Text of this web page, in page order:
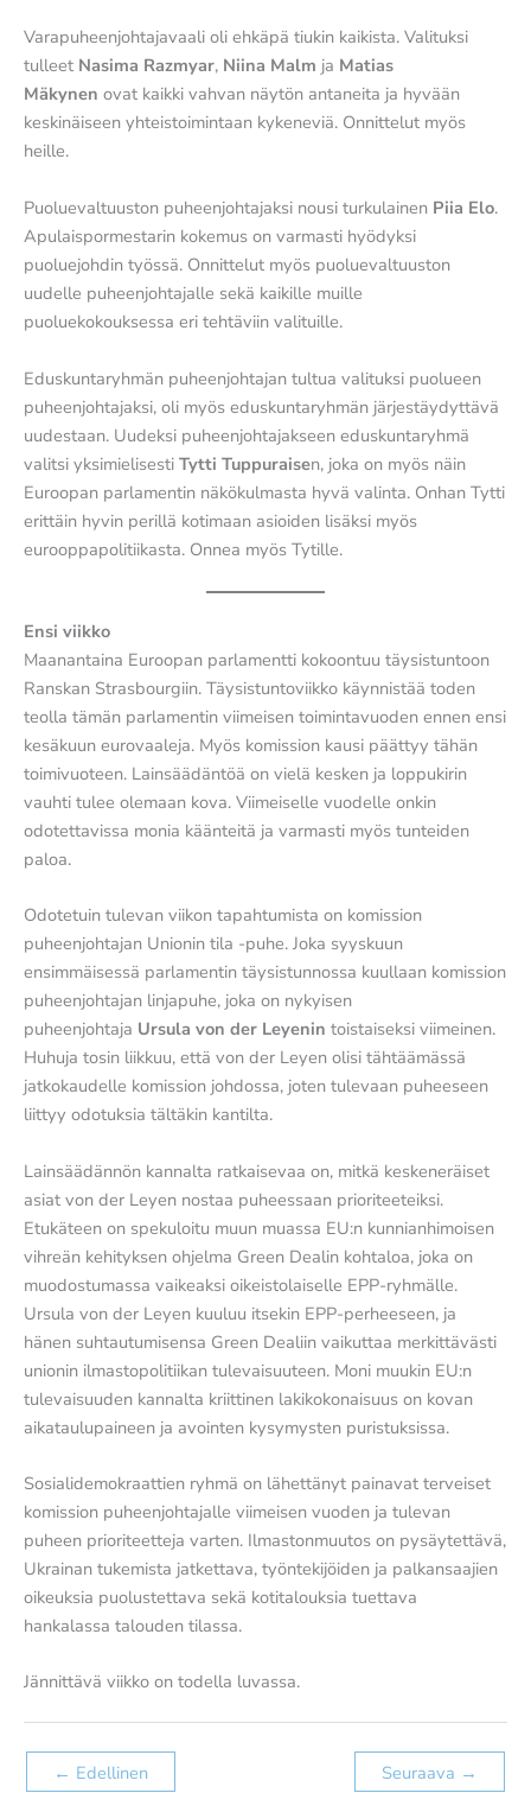
Varapuheenjohtajavaali oli ehkäpä tiukin kaikista. Valituksi
tulleet Nasima Razmyar, Niina Malm ja Matias
Mäkynen ovat kaikki vahvan näytön antaneita ja hyvään
keskinäiseen yhteistoimintaan kykeneviä. Onnittelut myös
heille.
Puoluevaltuuston puheenjohtajaksi nousi turkulainen Piia Elo.
Apulaispormestarin kokemus on varmasti hyödyksi
puoluejohdin työssä. Onnittelut myös puoluevaltuuston
uudelle puheenjohtajalle sekä kaikille muille
puoluekokouksessa eri tehtäviin valituille.
Eduskuntaryhmän puheenjohtajan tultua valituksi puolueen
puheenjohtajaksi, oli myös eduskuntaryhmän järjestäydyttävä
uudestaan. Uudeksi puheenjohtajakseen eduskuntaryhmä
valitsi yksimielisesti Tytti Tuppuraisen, joka on myös näin
Euroopan parlamentin näkökulmasta hyvä valinta. Onhan Tytti
erittäin hyvin perillä kotimaan asioiden lisäksi myös
eurooppapolitiikasta. Onnea myös Tytille.
Ensi viikko
Maanantaina Euroopan parlamentti kokoontuu täysistuntoon
Ranskan Strasbourgiin. Täysistuntoviikko käynnistää toden
teolla tämän parlamentin viimeisen toimintavuoden ennen ensi
kesäkuun eurovaaleja. Myös komission kausi päättyy tähän
toimivuoteen. Lainsäädäntöä on vielä kesken ja loppukirin
vauhti tulee olemaan kova. Viimeiselle vuodelle onkin
odotettavissa monia käänteitä ja varmasti myös tunteiden
paloa.
Odotetuin tulevan viikon tapahtumista on komission
puheenjohtajan Unionin tila -puhe. Joka syyskuun
ensimmäisessä parlamentin täysistunnossa kuullaan komission
puheenjohtajan linjapuhe, joka on nykyisen
puheenjohtaja Ursula von der Leyenin toistaiseksi viimeinen.
Huhuja tosin liikkuu, että von der Leyen olisi tähtäämässä
jatkokaudelle komission johdossa, joten tulevaan puheeseen
liittyy odotuksia tältäkin kantilta.
Lainsäädännön kannalta ratkaisevaa on, mitkä keskeneräiset
asiat von der Leyen nostaa puheessaan prioriteeteiksi.
Etukäteen on spekuloitu muun muassa EU:n kunnianhimoisen
vihreän kehityksen ohjelma Green Dealin kohtaloa, joka on
muodostumassa vaikeaksi oikeistolaiselle EPP-ryhmälle.
Ursula von der Leyen kuuluu itsekin EPP-perheeseen, ja
hänen suhtautumisensa Green Dealiin vaikuttaa merkittävästi
unionin ilmastopolitiikan tulevaisuuteen. Moni muukin EU:n
tulevaisuuden kannalta kriittinen lakikokonaisuus on kovan
aikataulupaineen ja avointen kysymysten puristuksissa.
Sosialidemokraattien ryhmä on lähettänyt painavat terveiset
komission puheenjohtajalle viimeisen vuoden ja tulevan
puheen prioriteetteja varten. Ilmastonmuutos on pysäytettävä,
Ukrainan tukemista jatkettava, työntekijöiden ja palkansaajien
oikeuksia puolustettava sekä kotitalouksia tuettava
hankalassa talouden tilassa.
Jännittävä viikko on todella luvassa.
← Edellinen Seuraava →